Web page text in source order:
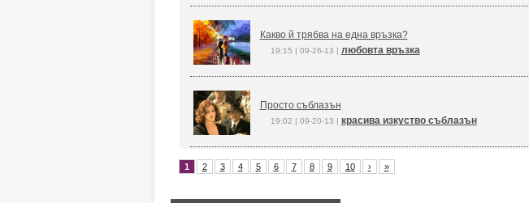
Какво й трябва на една връзка?
19:15 | 09-26-13 | любовта връзка
Просто съблазън
19:02 | 09-20-13 | красива изкуство съблазън
1 2 3 4 5 6 7 8 9 10 › »